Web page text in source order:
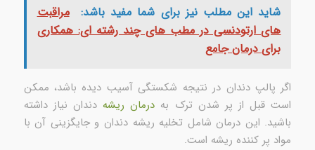
شاید این مطلب نیز برای شما مفید باشد:
مراقبت
های ارتودنسی در مطب های چند رشته ای: همکاری
برای درمان جامع
اگر پالپ دندان در نتیجه شکستگی آسیب دیده باشد، ممکن
است قبل از پر شدن ترک به درمان ریشه دندان نیاز داشته
باشید. این درمان شامل تخلیه ریشه دندان و جایگزینی آن با
مواد پر کننده ریشه است.